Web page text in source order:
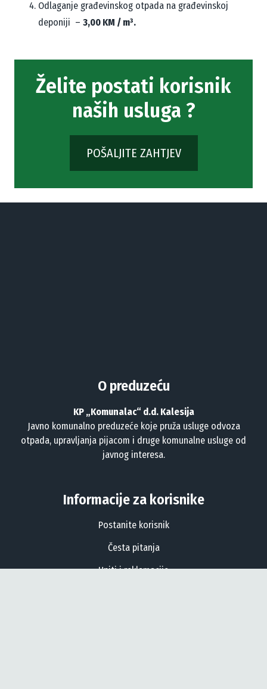
Odlaganje građevinskog otpada na građevinskoj
deponiji – 3,00 KM / m³.
Želite postati korisnik
naših usluga ?
POŠALJITE ZAHTJEV
O preduzeću
KP „Komunalac“ d.d. Kalesija
Javno komunalno preduzeće koje pruža usluge odvoza
otpada, upravljanja pijacom i druge komunalne usluge od
javnog interesa.
Informacije za korisnike
Postanite korisnik
Česta pitanja
Upiti i reklamacije